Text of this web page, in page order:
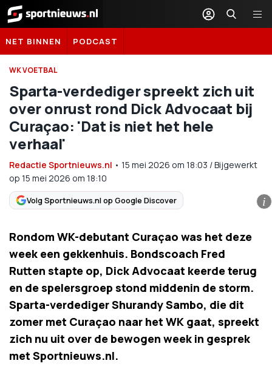
Sportnieuws.nl
NET BINNEN PODCAST
WK VOETBAL
Sparta-verdediger spreekt zich uit
over onrust rond Dick Advocaat bij
Curaçao: 'Dat is niet het hele
verhaal'
Redactie Sportnieuws.nl • 15 mei 2026 om 18:03 /Bijgewerkt
op 15 mei 2026 om 18:10
Volg Sportnieuws.nl op Google Discover i
Rondom WK-debutant Curaçao was het deze
week een gekkenhuis. Bondscoach Fred
Rutten stapte op, Dick Advocaat keerde terug
en de spelersgroep stond middenin de storm.
Sparta-verdediger Shurandy Sambo, die dit
zomer met Curaçao naar het WK gaat, spreekt
zich nu uit over de bewogen week in gesprek
met Sportnieuws.nl.